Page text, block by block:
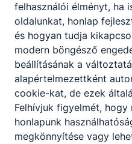
felhasználói élményt, ha
oldalunkat, honlap
és hogyan tudja
modern böngésző
beállításának a
alapértelmezettként
cookie-kat, de ezek
Felhívjuk figyelmét,
honlapunk
megkönnyítése vagy